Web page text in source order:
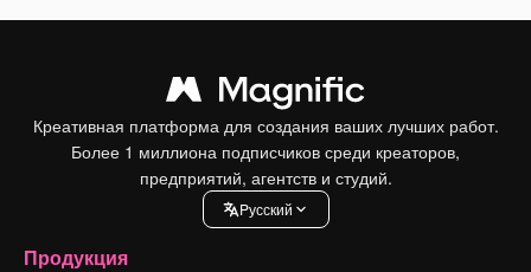
Креативная платформа для создания ваших лучших работ.
Более 1 миллиона подписчиков среди креаторов,
предприятий, агентств и студий.
Pусский
Продукция